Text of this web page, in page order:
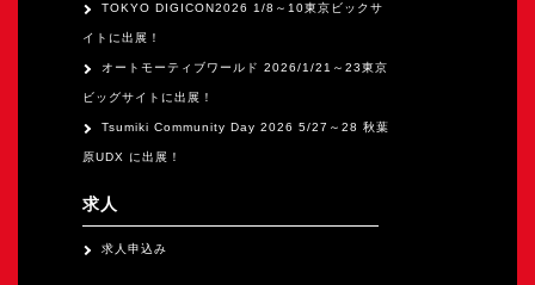
TOKYO DIGICON2026 1/8～10東京ビックサ
イトに出展！
オートモーティブワールド 2026/1/21～23東京
ビッグサイトに出展！
Tsumiki Community Day 2026 5/27～28 秋葉
原UDX に出展！
求人
求人申込み